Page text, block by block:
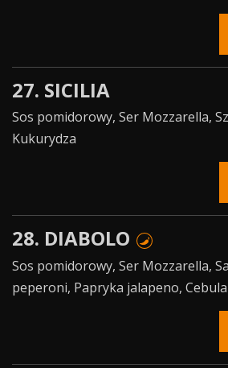
27. SICILIA
Sos pomidorowy, Ser Mozzarella,
Kukurydza
28. DIABOLO
Sos pomidorowy, Ser Mozzarella,
peperoni, Papryka jalapeno, Cebula